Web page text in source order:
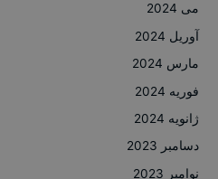
می 2024
آوریل 2024
مارس 2024
فوریه 2024
ژانویه 2024
دسامبر 2023
نوامبر 2023